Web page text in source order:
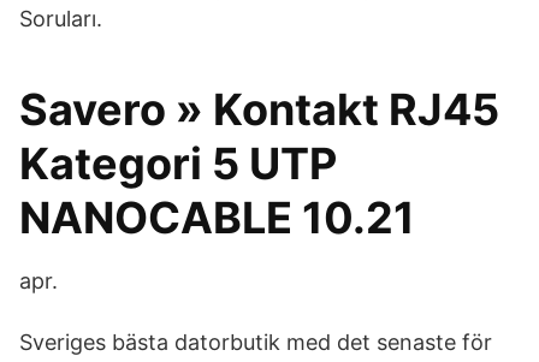
Soruları.
Savero » Kontakt RJ45
Kategori 5 UTP
NANOCABLE 10.21
apr.
Sveriges bästa datorbutik med det senaste för